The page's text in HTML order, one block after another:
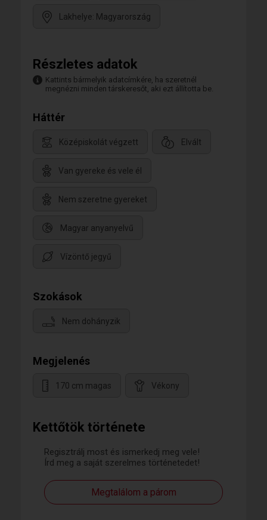
Kettőtök története
Regisztrálj most és ismerkedj meg vele!
Írd meg a saját szerelmes történetedet!
Megtalálom a párom
Lakhelye: Magyarország
Részletes adatok
Kattints bármelyik adatcímkére, ha szeretnél
megnézni minden társkeresőt, aki ezt állította be.
Háttér
Középiskolát végzett Elvált
Van gyereke és vele él
Nem szeretne gyereket
Magyar anyanyelvű
Vízöntő jegyű
Szokások
Nem dohányzik
Megjelenés
170 cm magas Vékony